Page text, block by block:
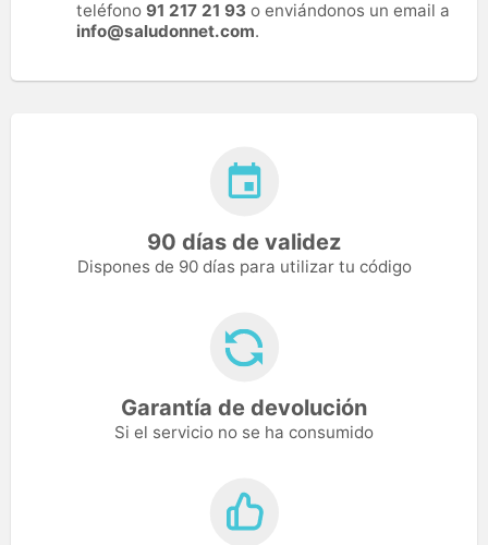
teléfono 91 217 21 93 o enviándonos un email a
info@saludonnet.com.
90 días de validez
Dispones de 90 días para utilizar tu código
Garantía de devolución
Si el servicio no se ha consumido